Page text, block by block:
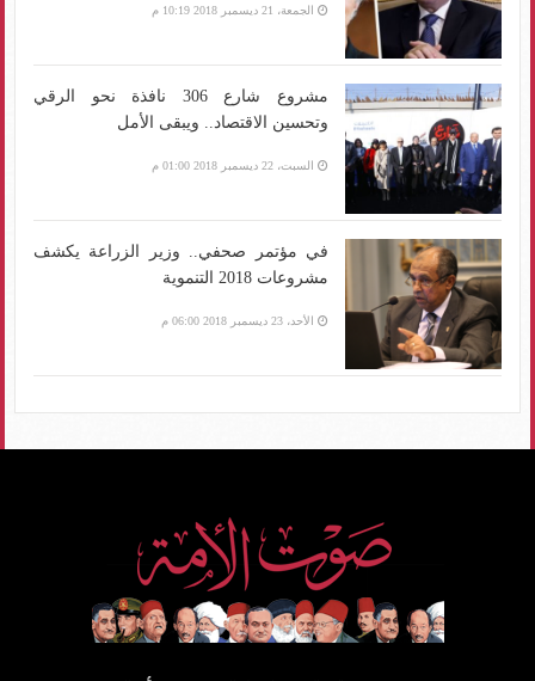
الجمعة، 21 ديسمبر 2018 10:19 م
مشروع شارع 306 نافذة نحو الرقي
وتحسين الاقتصاد.. ويبقى الأمل
السبت، 22 ديسمبر 2018 01:00 م
في مؤتمر صحفي.. وزير الزراعة يكشف
مشروعات 2018 التنموية
الأحد، 23 ديسمبر 2018 06:00 م